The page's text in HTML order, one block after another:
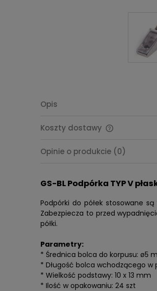
Opis
Koszty dostawy
Cena nie
Opinie o produkcie (0)
GS-BL Podpórka TYP V
Podpórki do półek stosowane
Zabezpiecza to przed
półki.
Parametry:
* Średnica bolca do korpusu: ø5
* Długość bolca wchodzącego w
* Wielkość podstawy: 10 x 13 mm
* Ilość w opakowaniu: 24 szt